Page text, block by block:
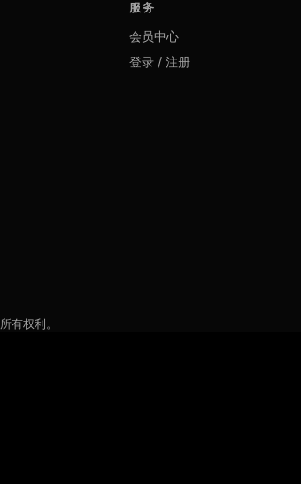
服务
会员中心
登录 / 注册
有权利。